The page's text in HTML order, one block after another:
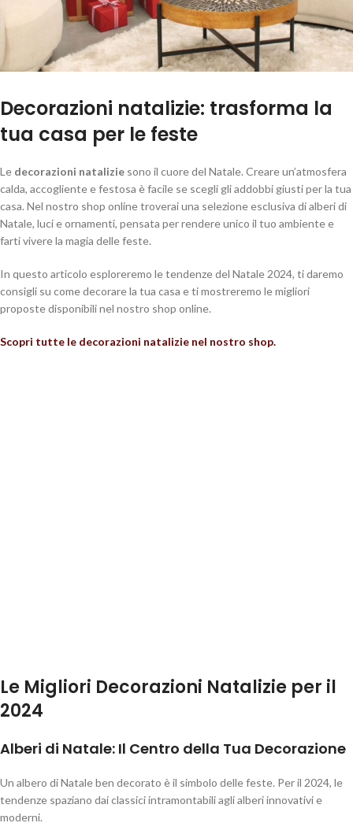
Decorazioni natalizie: trasforma la
tua casa per le feste
Le decorazioni natalizie sono il cuore del Natale. Creare un’atmosfera
calda, accogliente e festosa è facile se scegli gli addobbi giusti per la tua
casa. Nel nostro shop online troverai una selezione esclusiva di alberi di
Natale, luci e ornamenti, pensata per rendere unico il tuo ambiente e
farti vivere la magia delle feste.
In questo articolo esploreremo le tendenze del Natale 2024, ti daremo
consigli su come decorare la tua casa e ti mostreremo le migliori
proposte disponibili nel nostro shop online.
Scopri tutte le decorazioni natalizie nel nostro shop.
Le Migliori Decorazioni Natalizie per il
2024
Alberi di Natale: Il Centro della Tua Decorazione
Un albero di Natale ben decorato è il simbolo delle feste. Per il 2024, le
tendenze spaziano dai classici intramontabili agli alberi innovativi e
moderni.